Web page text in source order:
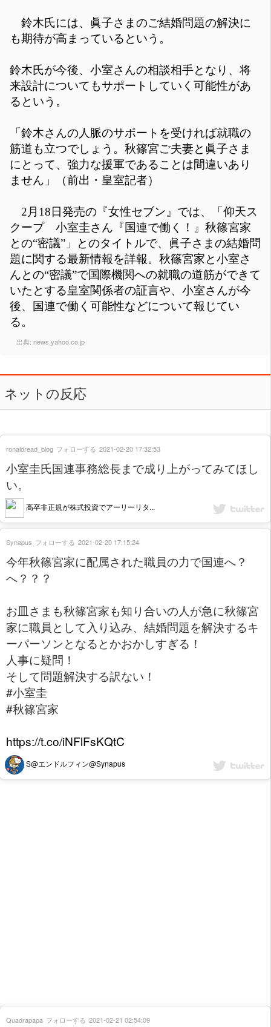
鈴木氏には、眞子さまのご結婚問題の解決に
も期待が高まっているという。
鈴木氏が今後、小室さんの相談相手となり、将
来設計についてもサポートしていく可能性があ
るという。
「鈴木さんの人脈のサポートを受ければ就職の
筋道も立つでしょう。秋篠宮ご夫妻と眞子さま
にとって、強力な援軍であることは間違いあり
ません」（前出・皇室記者）
2月18日発売の『女性セブン』では、「仰天ス
クープ 小室圭さん『国連で働く！』秋篠宮家
との“密議”」とのタイトルで、眞子さまの結婚問
題に関する最新情報を詳報。秋篠宮家と小室さ
んとの“密議”で国際機関への就職の道筋ができて
いたとする皇室関係者の証言や、小室さんが今
後、国連で働く可能性などについて報じてい
る。
出典: news.yahoo.co.jp
ネットの反応
小室圭氏国連事務総長まで成り上がってみてほし
い。
高卒非正規が株式投資でアーリーリタ...
ronaldread_blog フォローする 2021-02-20 17:32:53
今年秋篠宮家に配属された職員の力で国連へ？
へ？？？
お皿さまも秋篠宮家も知り合いの人が急に秋篠宮
家に職員として入り込み、結婚問題を解決するキ
ーパーソンとなるとかおかしすぎる！
人事に疑問！
そして問題解決する訳ない！
#小室圭
#秋篠宮家
https://t.co/iNFlFsKQtC
S@エンドルフィン@Synapus
Synapus フォローする 2021-02-20 17:15:24
Quadrapapa フォローする 2021-02-21 02:54:09